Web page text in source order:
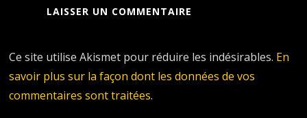
Ce site utilise Akismet pour réduire les indésirables. En
savoir plus sur la façon dont les données de vos
commentaires sont traitées.